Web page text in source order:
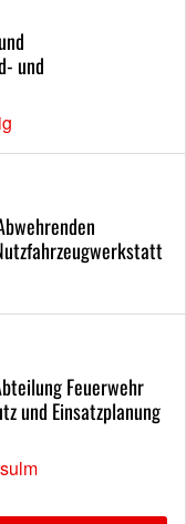
und
Feuerwehr
und Einsatzplanung